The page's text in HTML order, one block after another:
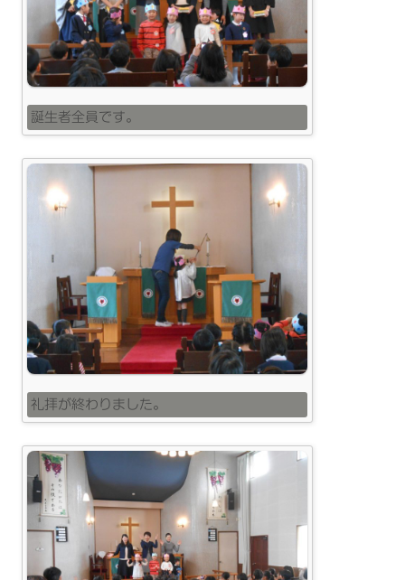
誕生者全員です。
礼拝が終わりました。